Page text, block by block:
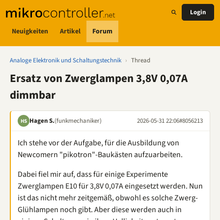
Neuigkeiten Artikel Forum
Login
Analoge Elektronik und Schaltungstechnik › Thread
Ersatz von Zwerglampen 3,8V 0,07A
dimmbar
HS Hagen S.(funkmechaniker) 2026-05-31 22:06#8056213
Ich stehe vor der Aufgabe, für die Ausbildung von
Newcomern "pikotron"-Baukästen aufzuarbeiten.
Dabei fiel mir auf, dass für einige Experimente
Zwerglampen E10 für 3,8V 0,07A eingesetzt werden. Nun
ist das nicht mehr zeitgemäß, obwohl es solche Zwerg-
Glühlampen noch gibt. Aber diese werden auch in